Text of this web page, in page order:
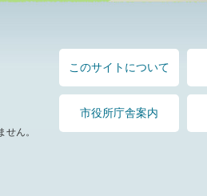
ん。
このサイトについて
市役所庁舎案内